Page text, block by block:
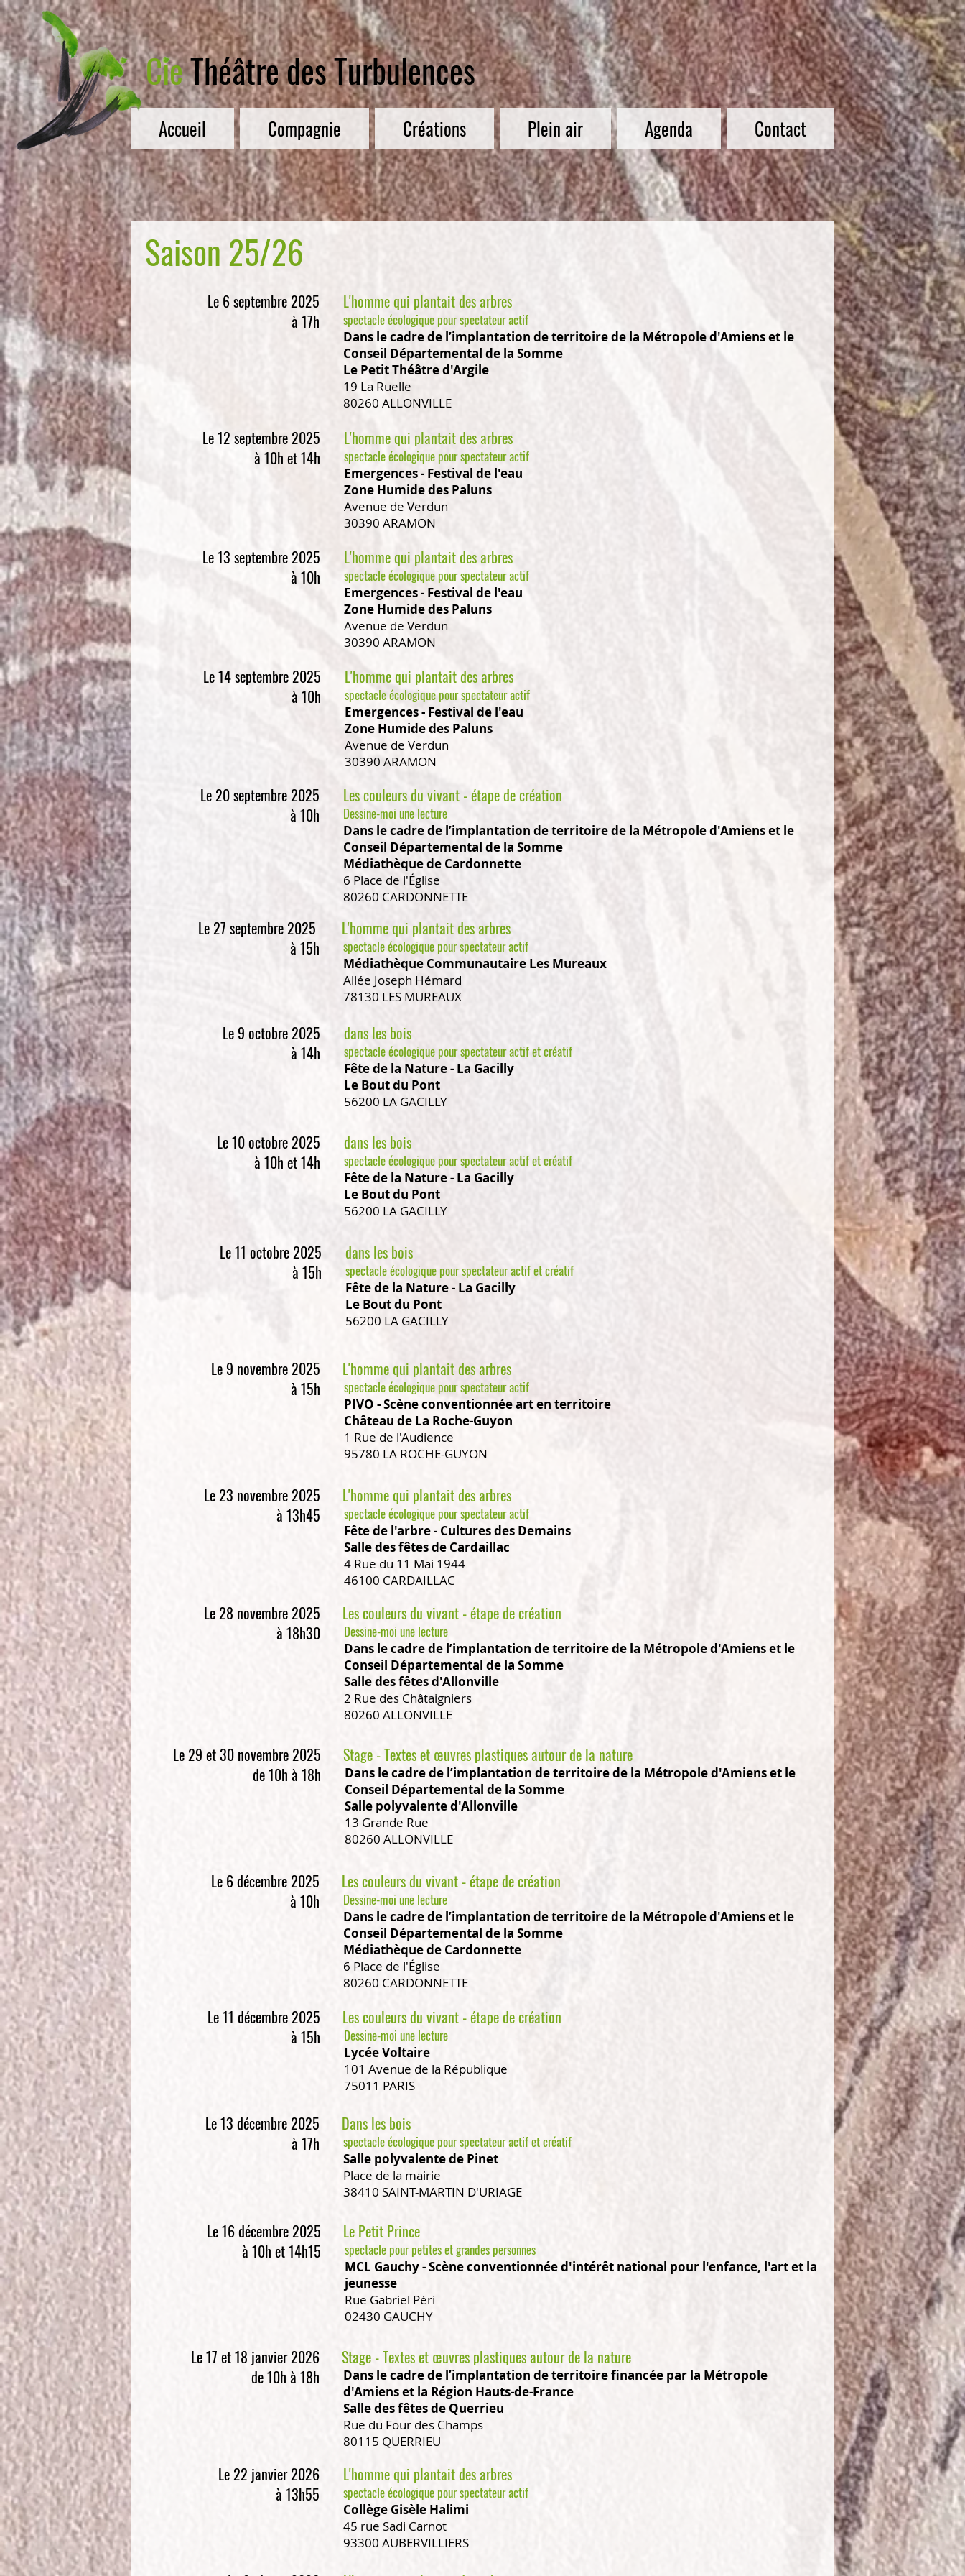
CieThéâtre des Turbulences
Accueil Compagnie Créations Plein air Agenda Contact
Saison 25/26
Le 6 septembre 2025
à 17h
L'homme qui plantait des arbres
spectacle écologique pour spectateur actif
Dans le cadre de l’implantation de territoire de la Métropole d'Amiens et le
Conseil Départemental de la Somme
Le Petit Théâtre d'Argile
19 La Ruelle
80260 ALLONVILLE
Le 20 septembre 2025
à 10h
Les couleurs du vivant - étape de création
Dessine-moi une lecture
Dans le cadre de l’implantation de territoire de la Métropole d'Amiens et le
Conseil Départemental de la Somme
Médiathèque de Cardonnette
6 Place de l'Église
80260 CARDONNETTE
Le 27 septembre 2025
à 15h
L'homme qui plantait des arbres
spectacle écologique pour spectateur actif
Médiathèque Communautaire Les Mureaux
Allée Joseph Hémard
78130 LES MUREAUX
Le 12 septembre 2025
à 10h et 14h
L'homme qui plantait des arbres
spectacle écologique pour spectateur actif
Emergences - Festival de l'eau
Zone Humide des Paluns
Avenue de Verdun
30390 ARAMON
Le 13 septembre 2025
à 10h
L'homme qui plantait des arbres
spectacle écologique pour spectateur actif
Emergences - Festival de l'eau
Zone Humide des Paluns
Avenue de Verdun
30390 ARAMON
Le 14 septembre 2025
à 10h
L'homme qui plantait des arbres
spectacle écologique pour spectateur actif
Emergences - Festival de l'eau
Zone Humide des Paluns
Avenue de Verdun
30390 ARAMON
Le 9 octobre 2025
à 14h
dans les bois
spectacle écologique pour spectateur actif et créatif
Fête de la Nature - La Gacilly
Le Bout du Pont
56200 LA GACILLY
Le 10 octobre 2025
à 10h et 14h
dans les bois
spectacle écologique pour spectateur actif et créatif
Fête de la Nature - La Gacilly
Le Bout du Pont
56200 LA GACILLY
Le 11 octobre 2025
à 15h
dans les bois
spectacle écologique pour spectateur actif et créatif
Fête de la Nature - La Gacilly
Le Bout du Pont
56200 LA GACILLY
Le 9 novembre 2025
à 15h
L'homme qui plantait des arbres
spectacle écologique pour spectateur actif
PIVO - Scène conventionnée art en territoire
Château de La Roche-Guyon
1 Rue de l'Audience
95780 LA ROCHE-GUYON
Le 23 novembre 2025
à 13h45
L'homme qui plantait des arbres
spectacle écologique pour spectateur actif
Fête de l'arbre - Cultures des Demains
Salle des fêtes de Cardaillac
4 Rue du 11 Mai 1944
46100 CARDAILLAC
Le 28 novembre 2025
à 18h30
Les couleurs du vivant - étape de création
Dessine-moi une lecture
Dans le cadre de l’implantation de territoire de la Métropole d'Amiens et le
Conseil Départemental de la Somme
Salle des fêtes d'Allonville
2 Rue des Châtaigniers
80260 ALLONVILLE
Le 6 décembre 2025
à 10h
Les couleurs du vivant - étape de création
Dessine-moi une lecture
Dans le cadre de l’implantation de territoire de la Métropole d'Amiens et le
Conseil Départemental de la Somme
Médiathèque de Cardonnette
6 Place de l'Église
80260 CARDONNETTE
Le 16 décembre 2025
à 10h et 14h15
Le Petit Prince
spectacle pour petites et grandes personnes
MCL Gauchy - Scène conventionnée d'intérêt national pour l'enfance, l'art et la
jeunesse
Rue Gabriel Péri
02430 GAUCHY
Le 29 et 30 novembre 2025
de 10h à 18h
Stage - Textes et œuvres plastiques autour de la nature
Dans le cadre de l’implantation de territoire de la Métropole d'Amiens et le
Conseil Départemental de la Somme
Salle polyvalente d'Allonville
13 Grande Rue
80260 ALLONVILLE
Le 17 et 18 janvier 2026
de 10h à 18h
Stage - Textes et œuvres plastiques autour de la nature
Dans le cadre de l’implantation de territoire financée par la Métropole
d'Amiens et la Région Hauts-de-France
Salle des fêtes de Querrieu
Rue du Four des Champs
80115 QUERRIEU
Le 13 décembre 2025
à 17h
Dans les bois
spectacle écologique pour spectateur actif et créatif
Salle polyvalente de Pinet
Place de la mairie
38410 SAINT-MARTIN D'URIAGE
Le 11 décembre 2025
à 15h
Les couleurs du vivant - étape de création
Dessine-moi une lecture
Lycée Voltaire
101 Avenue de la République
75011 PARIS
Le 22 janvier 2026
à 13h55
L'homme qui plantait des arbres
spectacle écologique pour spectateur actif
Collège Gisèle Halimi
45 rue Sadi Carnot
93300 AUBERVILLIERS